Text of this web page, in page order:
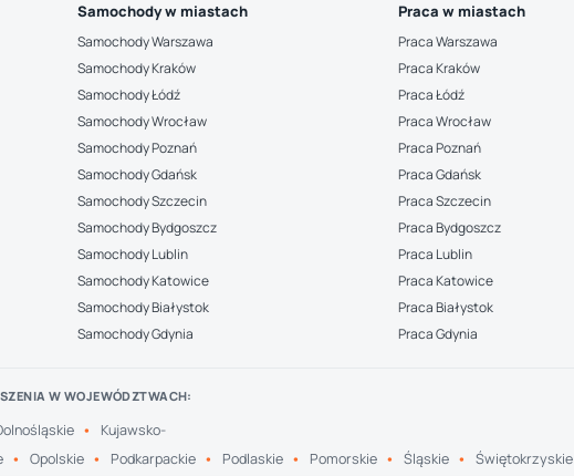
Samochody w miastach
Samochody Warszawa
Samochody Kraków
Samochody Łódź
Samochody Wrocław
Samochody Poznań
Samochody Gdańsk
Samochody Szczecin
Samochody Bydgoszcz
Samochody Lublin
Samochody Katowice
Samochody Białystok
Samochody Gdynia
Praca w miastach
Praca Warszawa
Praca Kraków
Praca Łódź
Praca Wrocław
Praca Poznań
Praca Gdańsk
Praca Szczecin
Praca Bydgoszcz
Praca Lublin
Praca Katowice
Praca Białystok
Praca Gdynia
W WOJEWÓDZTWACH:
Kujawsko-
Opolskie Podkarpackie Podlaskie Pomorskie Śląskie Świętokrzyskie